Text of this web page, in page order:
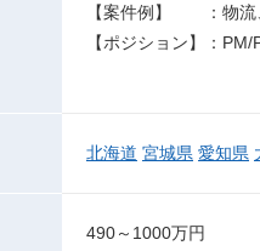
【案件例】 ：物流
【ポジション】：PM/
北海道 宮城県 愛知県
490～1000万円